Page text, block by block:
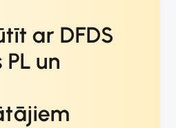
ar DFDS
un